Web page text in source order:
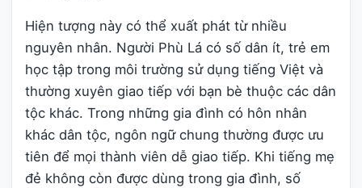
Hiện tượng này có thể xuất phát từ nhiều
nguyên nhân. Người Phù Lá có số dân ít, trẻ em
học tập trong môi trường sử dụng tiếng Việt và
thường xuyên giao tiếp với bạn bè thuộc các dân
tộc khác. Trong những gia đình có hôn nhân
khác dân tộc, ngôn ngữ chung thường được ưu
tiên để mọi thành viên dễ giao tiếp. Khi tiếng mẹ
đẻ không còn được dùng trong gia đình, số